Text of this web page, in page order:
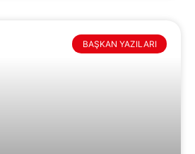
BAŞKAN YAZILARI